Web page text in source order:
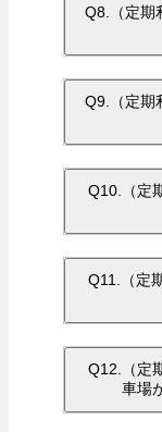
Q8.（定期
Q9.（定期
Q10.（定
Q11.（定
Q12.（定
車場